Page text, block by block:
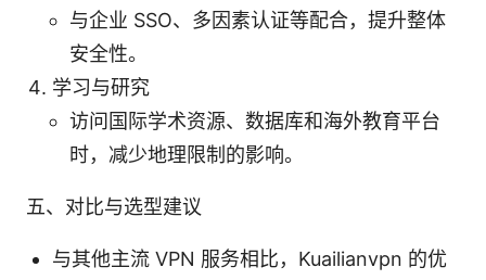
与企业 SSO、多因素认证等配合，提升整体
安全性。
学习与研究
访问国际学术资源、数据库和海外教育平台
时，减少地理限制的影响。
五、对比与选型建议
与其他主流 VPN 服务相比，Kuailianvpn 的优